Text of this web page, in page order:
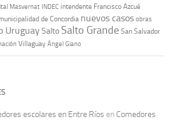
Masvernat INDEC intendente Francisco Azcué
de Concordia nuevos casos obras
UruguaySalto Salto Grande San Salvador
Villaguay Ángel Giano
escolares en Entre Ríos en Comedores